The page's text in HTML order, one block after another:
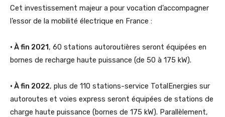
Cet investissement majeur a pour vocation d’accompagner
l’essor de la mobilité électrique en France :
• À fin 2021, 60 stations autoroutières seront équipées en
bornes de recharge haute puissance (de 50 à 175 kW).
• À fin 2022, plus de 110 stations-service TotalEnergies sur
autoroutes et voies express seront équipées de stations de
charge haute puissance (bornes de 175 kW). Parallèlement,